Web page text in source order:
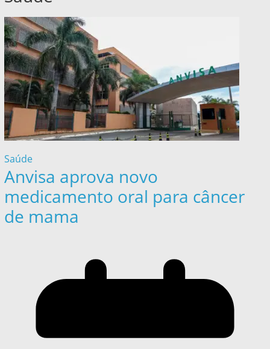
Saúde
Anvisa aprova novo
medicamento oral para câncer
de mama